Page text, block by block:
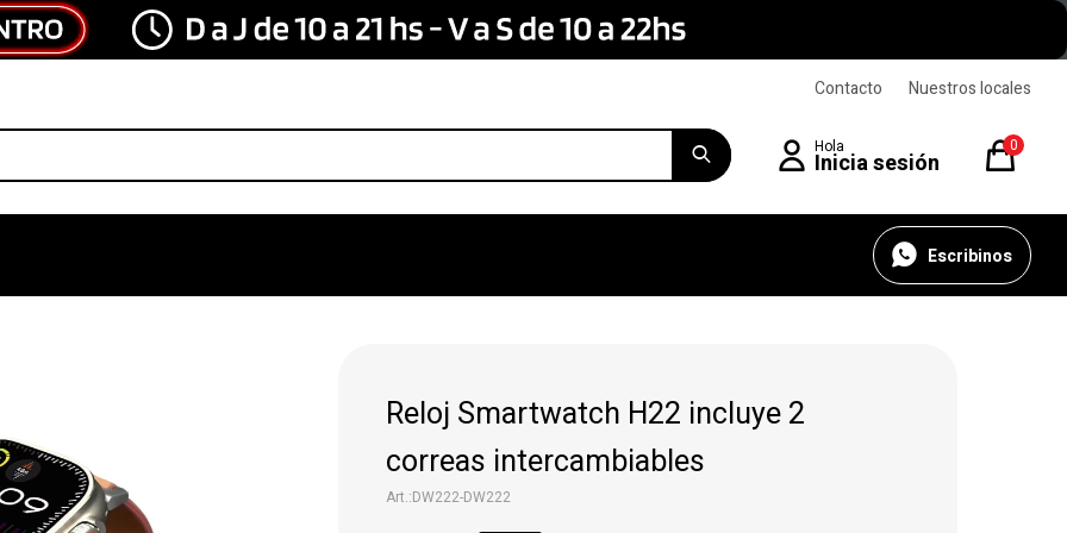
Escribinos
0
Contacto Nuestros locales
Reloj Smartwatch H22 incluye 2
correas intercambiables
DW222-DW222